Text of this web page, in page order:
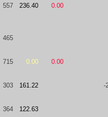
557 236.40 0.00
465
715 0.00 0.00
303 161.22 -
364 122.63